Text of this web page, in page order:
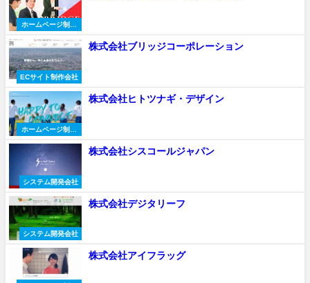
ホームページ制作
会社
ECサイト制作会社
株式会社ブリッジコーポレーション
ホームページ制作
会社
株式会社ヒトツナギ・デザイン
システム開発会社
株式会社シスコールジャパン
システム開発会社
株式会社デジタリーフ
株式会社アイフラッグ